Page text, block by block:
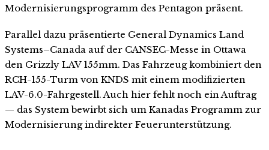
Modernisierungsprogramm des Pentagon präsent.
Parallel dazu präsentierte General Dynamics Land
Systems–Canada auf der CANSEC-Messe in Ottawa
den Grizzly LAV 155mm. Das Fahrzeug kombiniert den
RCH-155-Turm von KNDS mit einem modifizierten
LAV-6.0-Fahrgestell. Auch hier fehlt noch ein Auftrag
— das System bewirbt sich um Kanadas Programm zur
Modernisierung indirekter Feuerunterstützung.